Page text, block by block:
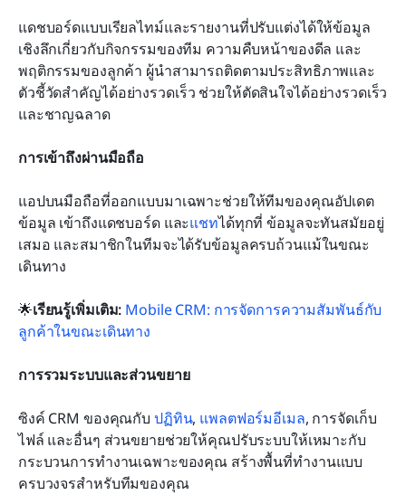
แดชบอร์ดแบบเรียลไทม์และรายงานที่ปรับแต่งได้ให้ข้อมูล
เชิงลึกเกี่ยวกับกิจกรรมของทีม ความคืบหน้าของดีล และ
พฤติกรรมของลูกค้า ผู้นำสามารถติดตามประสิทธิภาพและ
ตัวชี้วัดสำคัญได้อย่างรวดเร็ว ช่วยให้ตัดสินใจได้อย่างรวดเร็ว
และชาญฉลาด
การเข้าถึงผ่านมือถือ
แอปบนมือถือที่ออกแบบมาเฉพาะช่วยให้ทีมของคุณอัปเดต
ข้อมูล เข้าถึงแดชบอร์ด และแชทได้ทุกที่ ข้อมูลจะทันสมัยอยู่
เสมอ และสมาชิกในทีมจะได้รับข้อมูลครบถ้วนแม้ในขณะ
เดินทาง
🌟เรียนรู้เพิ่มเติม: Mobile CRM: การจัดการความสัมพันธ์กับ
ลูกค้าในขณะเดินทาง
การรวมระบบและส่วนขยาย
ซิงค์ CRM ของคุณกับ ปฏิทิน, แพลตฟอร์มอีเมล, การจัดเก็บ
ไฟล์ และอื่นๆ ส่วนขยายช่วยให้คุณปรับระบบให้เหมาะกับ
กระบวนการทำงานเฉพาะของคุณ สร้างพื้นที่ทำงานแบบ
ครบวงจรสำหรับทีมของคุณ